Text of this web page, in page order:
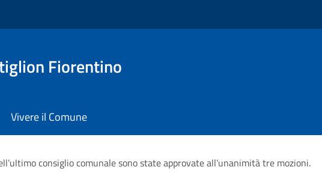
Fiorentino
Vivere il Comune
consiglio comunale sono state approvate all’unanimità tre mozioni.